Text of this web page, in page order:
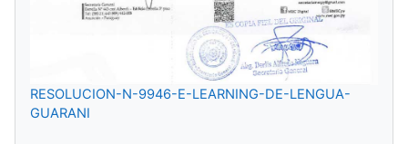
RESOLUCION-N-9946-E-LEARNING-DE-LENGUA-
GUARANI